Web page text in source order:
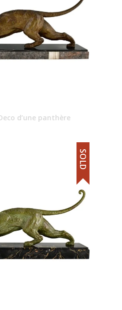
d’une panthère
SOLD